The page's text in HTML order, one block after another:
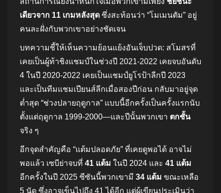
เดียวจาก 11 เกมหลังสุด ซึ่งสะท้อนว่า “โมเมนตัม” อยู่
คนละฝั่งกับพวกเขาอย่างชัดเจน
บทความชี้ให้เห็นความย้อนแย้งอันเจ็บปวด: สโมสรที่
เคยเป็นผู้ท้าชิงแชมป์ในช่วงปี 2021-2022 เคยจบอันดับ
4 ในปี 2020-2022 เคยเป็นแชมป์ยูโรป้าลีกปี 2023
และเป็นทีมแชมเปียนส์ลีกเมื่อสองปีก่อน กลับมาอยู่จุด
ต่ำสุด “ช่วงปลายฤดูกาล” แบบนี้อีกครั้งเป็นครั้งแรกนับ
ตั้งแต่ฤดูกาล 1999-2000—และปีนั้นพวกเขา ตกชั้น
จริง ๆ
อีกจุดสำคัญคือ “แต้มปลอดภัย” ที่เคยดูพอได้ อาจไม่
พอแล้ว เซบีย่าจบที่ 41 แต้ม ในปี 2024 และ 41 แต้ม
อีกครั้งในปี 2025 ซีซันนี้พวกเขามี 34 แต้ม ขณะเหลือ
5 นัด ซึ่งอาจเข็นไปถึง 41 ได้อีก แต่ผู้เขียนประเมินว่า